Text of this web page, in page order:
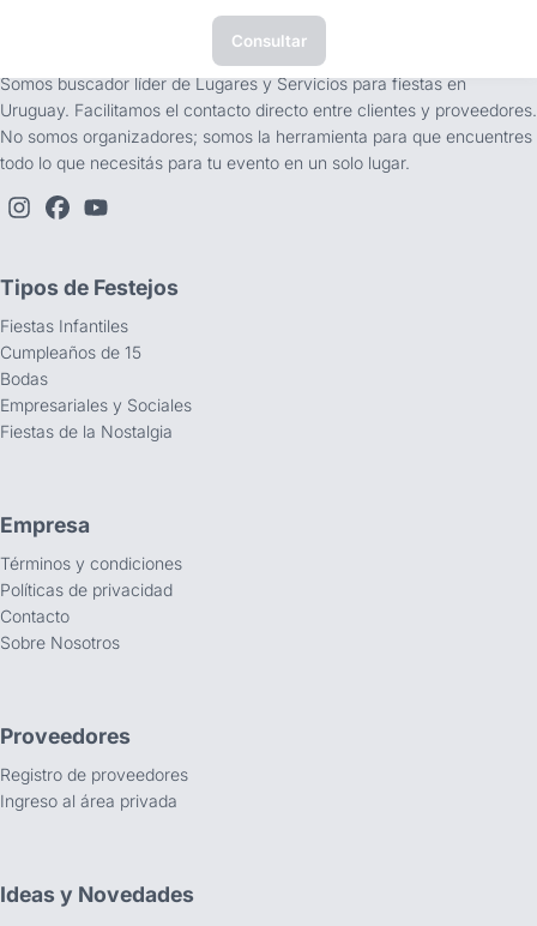
Consultar
Somos buscador líder de Lugares y Servicios para fiestas en
Uruguay. Facilitamos el contacto directo entre clientes y proveedores.
No somos organizadores; somos la herramienta para que encuentres
todo lo que necesitás para tu evento en un solo lugar.
Tipos de Festejos
Fiestas Infantiles
Cumpleaños de 15
Bodas
Empresariales y Sociales
Fiestas de la Nostalgia
Empresa
Términos y condiciones
Políticas de privacidad
Contacto
Sobre Nosotros
Proveedores
Registro de proveedores
Ingreso al área privada
Ideas y Novedades